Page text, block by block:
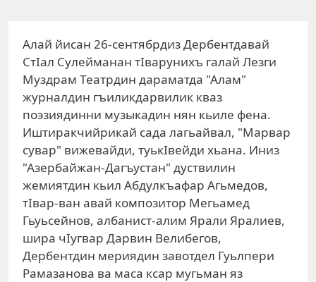
Алай йисан 26-сентябрдиз Дербентдавай
СтIал Сулейманан тIварунихъ галай Лезги
Муздрам Театрдин дараматда "Алам"
журналдин гъиликдарвилик кваз
поэзиядинни музыкадин нян кьиле фена.
Иштиракчийрикай сада лагьайвал, "Марвар
сувар" вижевайди, туькIвейди хьана. Иниз
"Азербайжан-Дагъустан" дуствилин
жемиятдин кьил Абдулкъафар Агьмедов,
тIвар-ван авай композитор Мегьамед
Гьуьсейнов, албанист-алим Ярали Яралиев,
шира чIугвар Дарвин Велибегов,
Дербентдин мериядин завотдел Гуьлпери
Рамазанова ва маса ксар мугьман яз